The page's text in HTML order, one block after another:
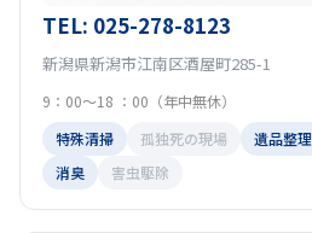
TEL: 025-278-8123
新潟県新潟市江南区酒屋町285-1
9：00～18 ：00（年中無休）
特殊清掃
孤独死の現場 遺品整理
消臭
害虫駆除